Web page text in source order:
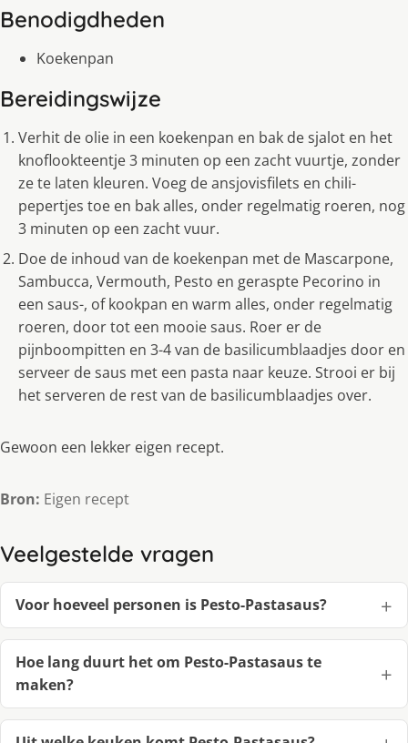
Benodigdheden
Koekenpan
Bereidingswijze
Verhit de olie in een koekenpan en bak de sjalot en het
knoflookteentje 3 minuten op een zacht vuurtje, zonder
ze te laten kleuren. Voeg de ansjovisfilets en chili-
pepertjes toe en bak alles, onder regelmatig roeren, nog
3 minuten op een zacht vuur.
Doe de inhoud van de koekenpan met de Mascarpone,
Sambucca, Vermouth, Pesto en geraspte Pecorino in
een saus-, of kookpan en warm alles, onder regelmatig
roeren, door tot een mooie saus. Roer er de
pijnboompitten en 3-4 van de basilicumblaadjes door en
serveer de saus met een pasta naar keuze. Strooi er bij
het serveren de rest van de basilicumblaadjes over.
Gewoon een lekker eigen recept.
Bron: Eigen recept
Veelgestelde vragen
Voor hoeveel personen is Pesto-Pastasaus?
Hoe lang duurt het om Pesto-Pastasaus te
maken?